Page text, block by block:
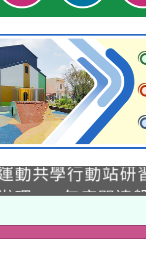
學年度第2次
結果公告(無人
動共學行動站研
理115年度閱讀
素養講師名單